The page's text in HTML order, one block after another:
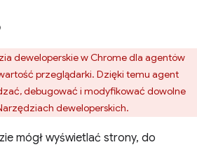
deweloperskie w Chrome dla agentów
przeglądarki. Dzięki temu agent
debugować i modyfikować dowolne
deweloperskich.
mógł wyświetlać strony, do